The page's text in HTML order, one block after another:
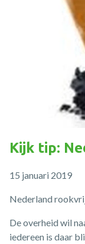
Kijk tip:
15 januari 2019
Nederland
De overheid wil
iedereen is daar